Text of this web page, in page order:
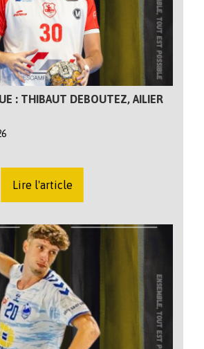
: THIBAUT DEBOUTEZ, AILIER
Lire l'article